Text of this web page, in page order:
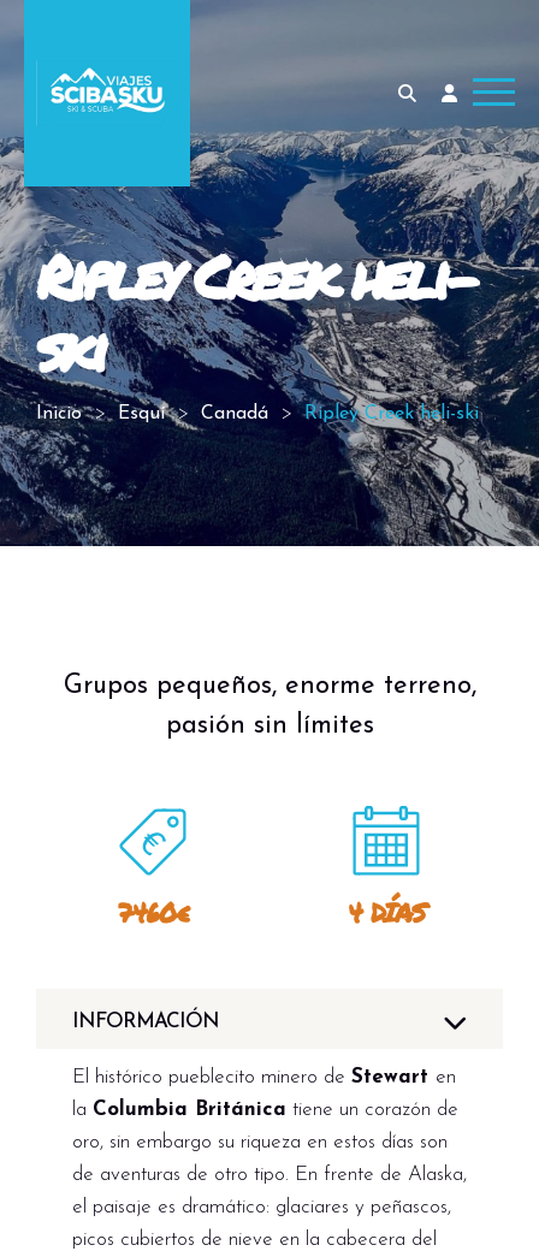
Ripley Creek heli-
ski
Inicio Esquí Canadá Ripley Creek heli-ski
Grupos pequeños, enorme terreno,
pasión sin límites
7460€ 4 DÍAS
INFORMACIÓN
El histórico pueblecito minero de Stewart en
la Columbia Británica tiene un corazón de
oro, sin embargo su riqueza en estos días son
de aventuras de otro tipo. En frente de Alaska,
el paisaje es dramático: glaciares y peñascos,
picos cubiertos de nieve en la cabecera del